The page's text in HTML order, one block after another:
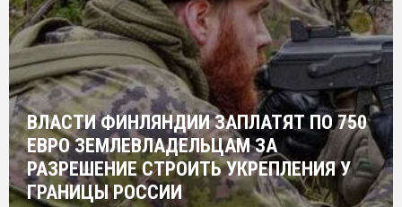
ВЛАСТИ ФИНЛЯНДИИ ЗАПЛАТЯТ ПО 750
ЕВРО ЗЕМЛЕВЛАДЕЛЬЦАМ ЗА
РАЗРЕШЕНИЕ СТРОИТЬ УКРЕПЛЕНИЯ У
ГРАНИЦЫ РОССИИ